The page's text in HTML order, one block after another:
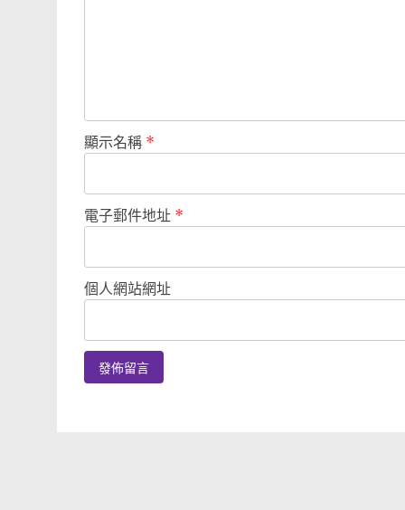
顯示名稱 *
電子郵件地址 *
個人網站網址